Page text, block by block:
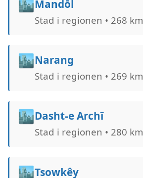
🏙️Mandōl
Stad i regionen • 268 km
🏙️Narang
Stad i regionen • 269 km
🏙️Dasht-e Archī
Stad i regionen • 280 km
🏙️Tsowkêy